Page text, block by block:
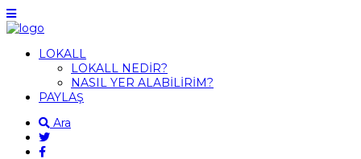
LOKALL
LOKALL NEDİR?
NASIL YER ALABİLİRİM?
PAYLAŞ
Ara